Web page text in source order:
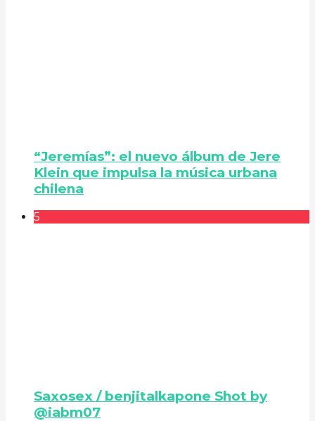
“Jeremías”: el nuevo álbum de Jere
Klein que impulsa la música urbana
chilena
5
Saxosex / benjitalkapone Shot by
@iabm07